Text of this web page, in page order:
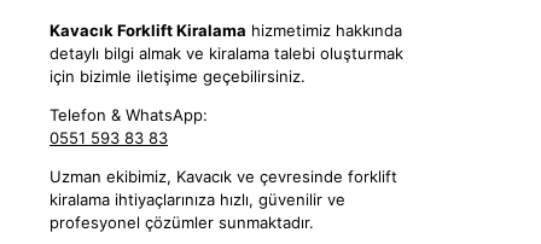
Kavacık Forklift Kiralama hizmetimiz hakkında
detaylı bilgi almak ve kiralama talebi oluşturmak
için bizimle iletişime geçebilirsiniz.
Telefon & WhatsApp:
0551 593 83 83
Uzman ekibimiz, Kavacık ve çevresinde forklift
kiralama ihtiyaçlarınıza hızlı, güvenilir ve
profesyonel çözümler sunmaktadır.